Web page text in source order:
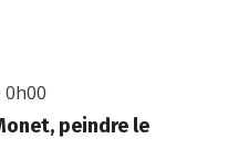
peindre le
0h00